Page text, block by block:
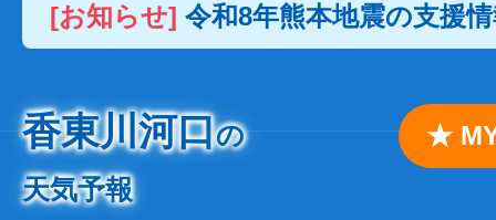
[お知らせ] 令和8年熊本地震の支援
香東川河口の
天気予報
★